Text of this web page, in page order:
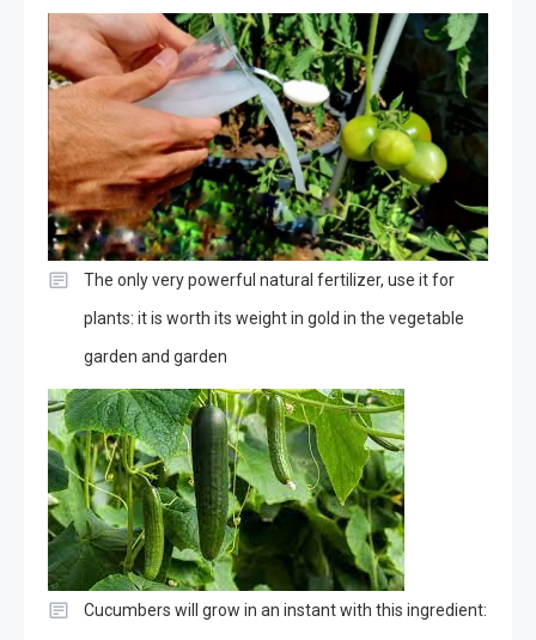
The only very powerful natural fertilizer, use it for
plants: it is worth its weight in gold in the vegetable
garden and garden
Cucumbers will grow in an instant with this ingredient: